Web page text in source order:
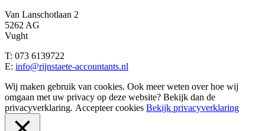
Van Lanschotlaan 2
5262 AG
Vught
T: 073 6139722
E: info@rijnstaete-accountants.nl
Wij maken gebruik van cookies. Ook meer weten over hoe wij
omgaan met uw privacy op deze website? Bekijk dan de
privacyverklaring. Accepteer cookies Bekijk privacyverklaring